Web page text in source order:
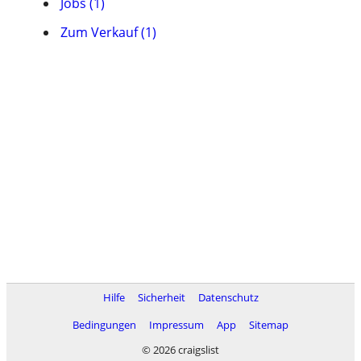
Zum Verkauf (1)
Hilfe Sicherheit
Datenschutz
Bedingungen
Impressum App
Sitemap
© 2026 craigslist